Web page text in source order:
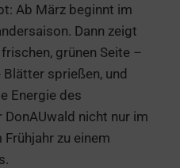
Ab März beginnt im
Dann zeigt
grünen Seite –
sprießen, und
Energie des
nicht nur im
zu einem